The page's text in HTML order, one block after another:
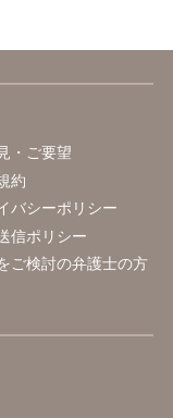
・ご要望
約
バシーポリシー
信ポリシー
ご検討の弁護士の方